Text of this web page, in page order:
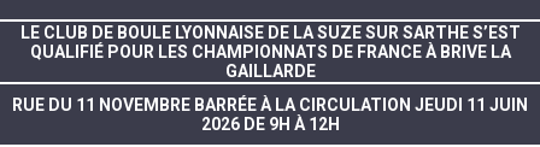
LE CLUB DE BOULE LYONNAISE DE LA SUZE SUR SARTHE S’EST
QUALIFIÉ POUR LES CHAMPIONNATS DE FRANCE À BRIVE LA
GAILLARDE
RUE DU 11 NOVEMBRE BARRÉE À LA CIRCULATION JEUDI 11 JUIN
2026 DE 9H À 12H